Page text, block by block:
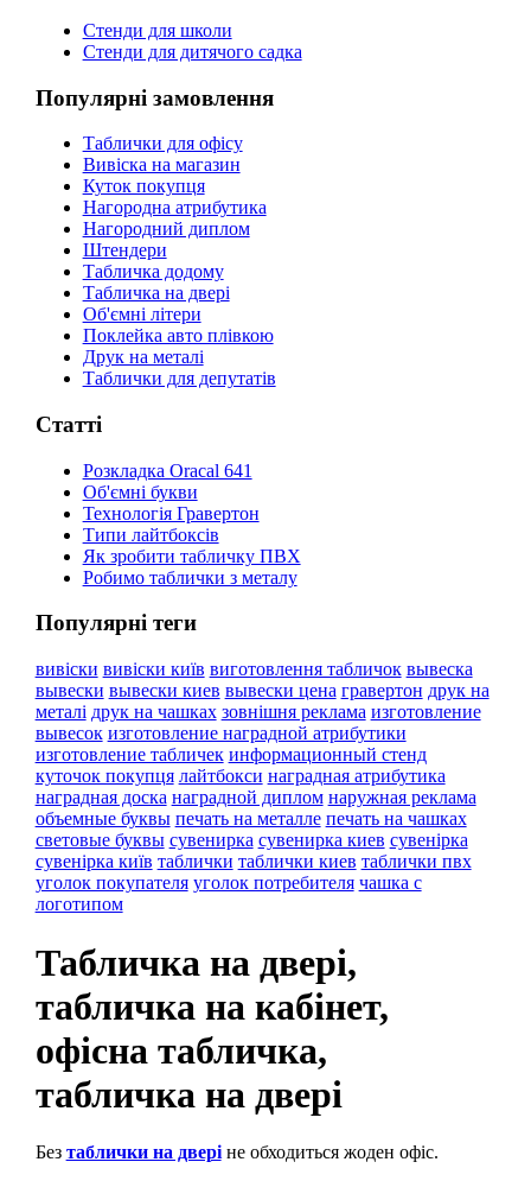
Стенди для школи
Стенди для дитячого садка
Популярні замовлення
Таблички для офісу
Вивіска на магазин
Куток покупця
Нагородна атрибутика
Нагородний диплом
Штендери
Табличка додому
Табличка на двері
Об'ємні літери
Поклейка авто плівкою
Друк на металі
Таблички для депутатів
Статті
Розкладка Oracal 641
Об'ємні букви
Технологія Гравертон
Типи лайтбоксів
Як зробити табличку ПВХ
Робимо таблички з металу
Популярні теги
вивіски вивіски київ виготовлення табличок вывеска
вывески вывески киев вывески цена гравертон друк на
металі друк на чашках зовнішня реклама изготовление
вывесок изготовление наградной атрибутики
изготовление табличек информационный стенд
куточок покупця лайтбокси наградная атрибутика
наградная доска наградной диплом наружная реклама
объемные буквы печать на металле печать на чашках
световые буквы сувенирка сувенирка киев сувенірка
сувенірка київ таблички таблички киев таблички пвх
уголок покупателя уголок потребителя чашка с
логотипом
Табличка на двері,
табличка на кабінет,
офісна табличка,
табличка на двері
Без таблички на дверіне обходиться жоден офіс.